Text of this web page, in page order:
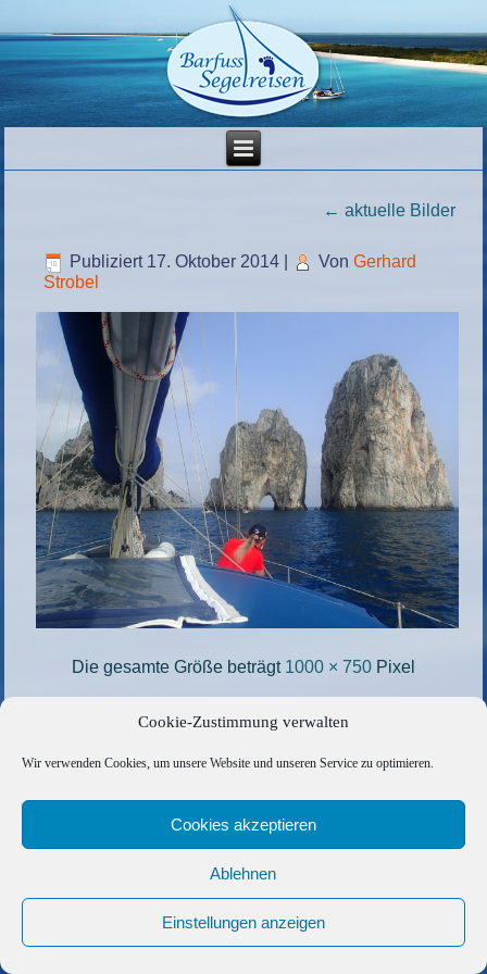
Cookie-Zustimmung verwalten
Wir verwenden Cookies, um unsere Website und unseren Service zu optimieren.
Cookies akzeptieren
Ablehnen
Einstellungen anzeigen
← aktuelle Bilder
Publiziert 17. Oktober 2014 Von Gerhard
Strobel
Die gesamte Größe beträgt 1000 × 750 Pixel
Copyright © 2026 Barfuss Segelreisen GmbH
Kontakt|Impressum|Datenschutz|Cookie-Richtlinie|
AGB|Befreundete Links